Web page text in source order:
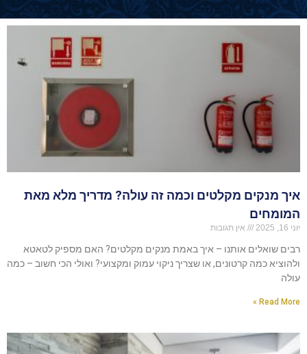
איך מנקים מקלטים וכמה זה עולה? מדריך מלא מאת
המומחים
יוני 16, 2025 אין תגובות
רבים שואלים אותנו – איך באמת מנקים מקלטים? האם מספיק לטאטא
ולהוציא כמה קרטונים, או שצריך ניקוי עמוק ומקצועי? ואולי הכי חשוב – כמה
עולה
Read More »